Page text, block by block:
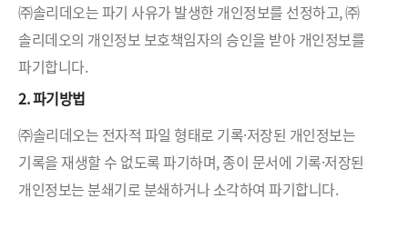
㈜솔리데오는 파기 사유가 발생한 개인정보를 선정하고, ㈜
솔리데오의 개인정보 보호책임자의 승인을 받아 개인정보를
파기합니다.
2. 파기방법
㈜솔리데오는 전자적 파일 형태로 기록·저장된 개인정보는
기록을 재생할 수 없도록 파기하며, 종이 문서에 기록·저장된
개인정보는 분쇄기로 분쇄하거나 소각하여 파기합니다.